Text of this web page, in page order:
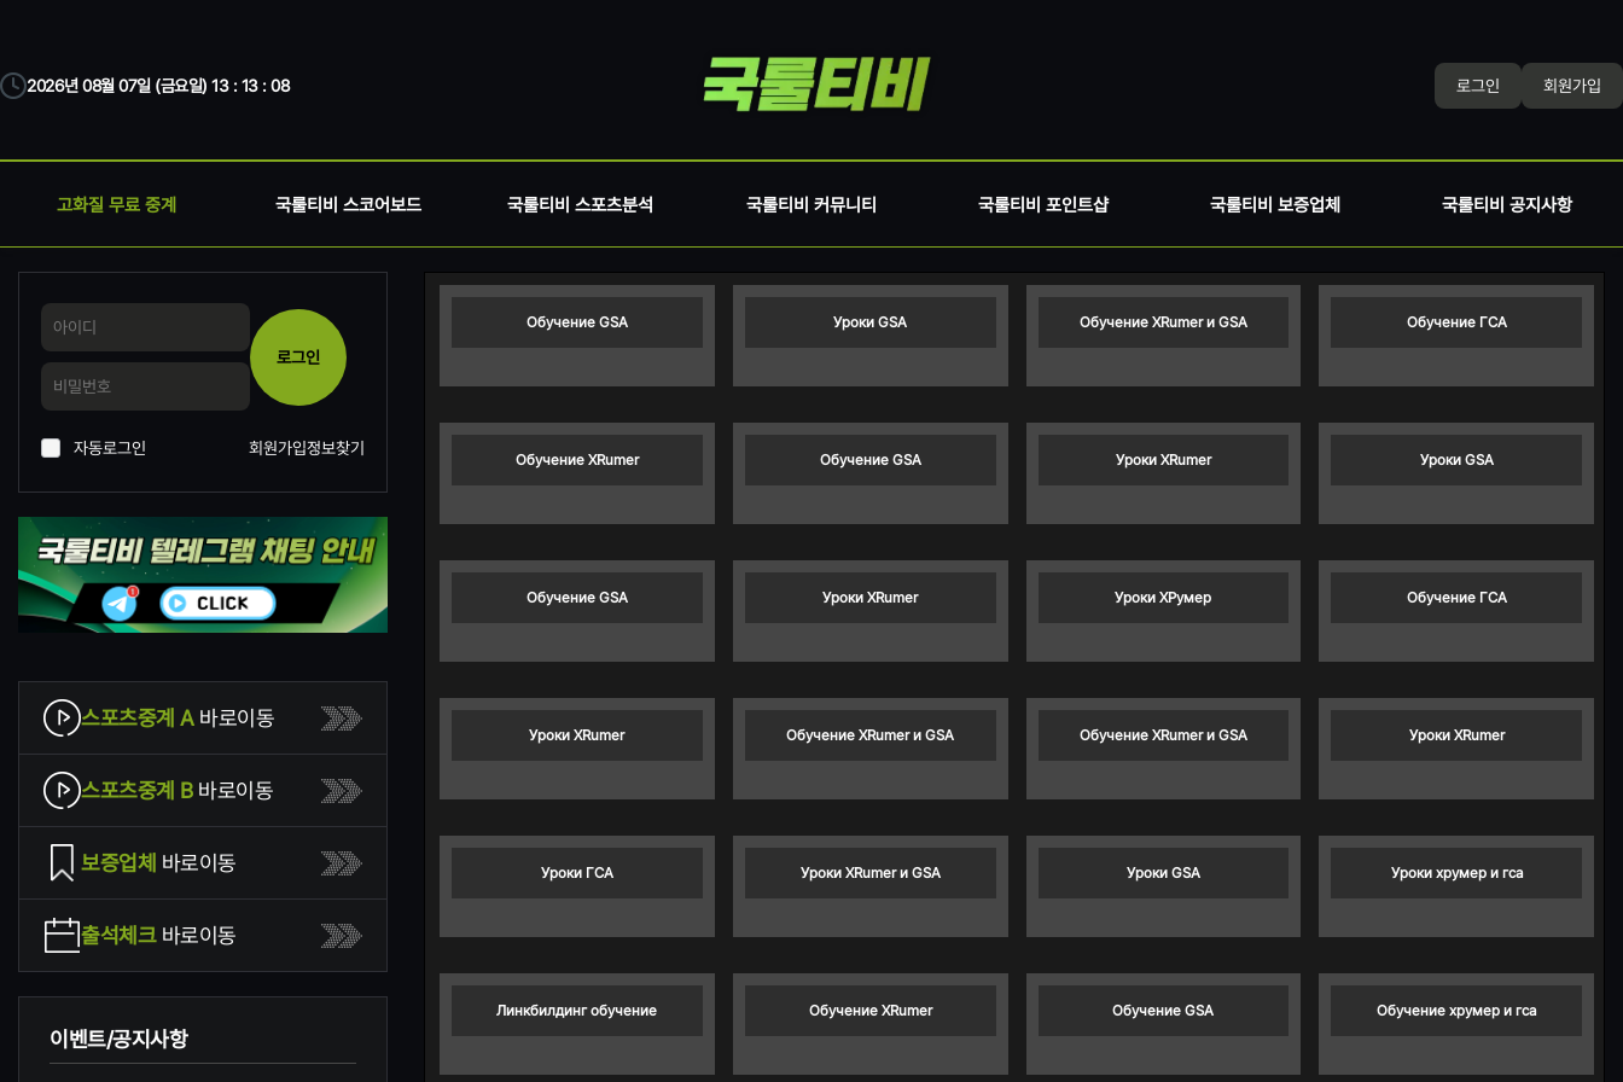
2026년 08월 07일 (금요일) 13 : 13 : 08 로그인 회원가입
고화질 무료 중계 국룰티비 스코어보드 국룰티비 스포츠분석 국룰티비 커뮤니티 국룰티비 포인트샵 국룰티비 보증업체 국룰티비 공지사항
Обучение GSA Уроки GSA Обучение XRumer и GSA Обучение ГСА
Обучение XRumer Обучение GSA Уроки XRumer Уроки GSA
Обучение GSA Уроки XRumer Уроки ХРумер Обучение ГСА
Уроки XRumer Обучение XRumer и GSA Обучение XRumer и GSA Уроки XRumer
Уроки ГСА Уроки XRumer и GSA Уроки GSA Уроки хрумер и гса
Линкбилдинг обучение Обучение XRumer Обучение GSA Обучение хрумер и гса
로그인
자동로그인 회원가입정보찾기
스포츠중계 A바로이동
스포츠중계 B바로이동
보증업체 바로이동
출석체크바로이동
이벤트/공지사항